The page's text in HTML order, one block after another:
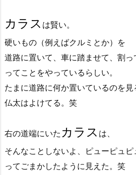
カラス は賢い。
硬いもの（例えばクルミとか）を
道路に置いて、車に踏ませて、割っ
ってことをやっているらしい。
たまに道路に何か置いているのを見
仏太はよけてる。笑
右の道端にいた カラス は、
そんなことしないよ、ピューピュピ
ってごまかしたように見えた。笑